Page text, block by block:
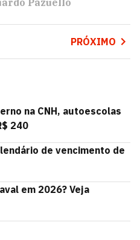
Pazuello
PRÓXIMO
na CNH, autoescolas
240
de vencimento de
em 2026? Veja